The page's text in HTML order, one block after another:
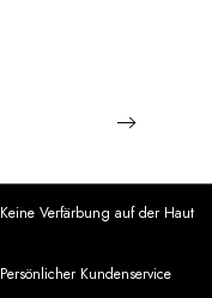
Keine Verfärbung auf der Haut
Persönlicher Kundenservice